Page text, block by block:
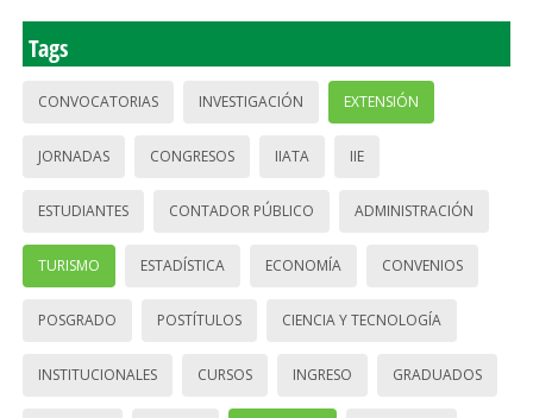
Tags
CONVOCATORIAS INVESTIGACIÓN EXTENSIÓN
JORNADAS CONGRESOS IIATA IIE
ESTUDIANTES CONTADOR PÚBLICO ADMINISTRACIÓN
TURISMO ESTADÍSTICA ECONOMÍA CONVENIOS
POSGRADO POSTÍTULOS CIENCIA Y TECNOLOGÍA
INSTITUCIONALES CURSOS INGRESO GRADUADOS